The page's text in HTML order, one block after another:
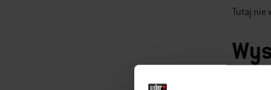
Tutaj nie
Chcąc